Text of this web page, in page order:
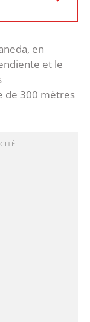
en
et le
de 300 mètres